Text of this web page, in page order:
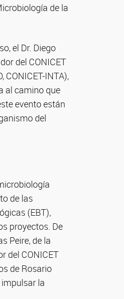
de la
el Dr. Diego
del CONICET
INTA),
al camino que
evento están
del
de las
(EBT),
proyectos. De
Peire, de la
del CONICET
de Rosario
impulsar la